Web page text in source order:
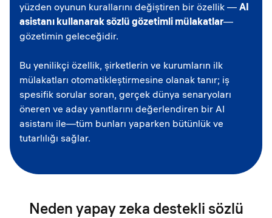
yüzden oyunun kurallarını değiştiren bir özellik — AI
asistanı kullanarak sözlü gözetimli mülakatlar—
gözetimin geleceğidir.
Bu yenilikçi özellik, şirketlerin ve kurumların ilk
mülakatları otomatikleştirmesine olanak tanır; iş
spesifik sorular soran, gerçek dünya senaryoları
öneren ve aday yanıtlarını değerlendiren bir AI
asistanı ile—tüm bunları yaparken bütünlük ve
tutarlılığı sağlar.
Neden yapay zeka destekli sözlü